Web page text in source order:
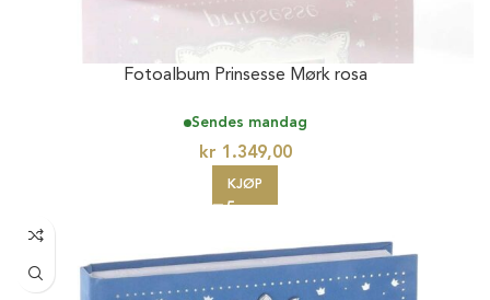
Fotoalbum Prinsesse Mørk rosa
Sendes mandag
kr 1.349,00
KJØP